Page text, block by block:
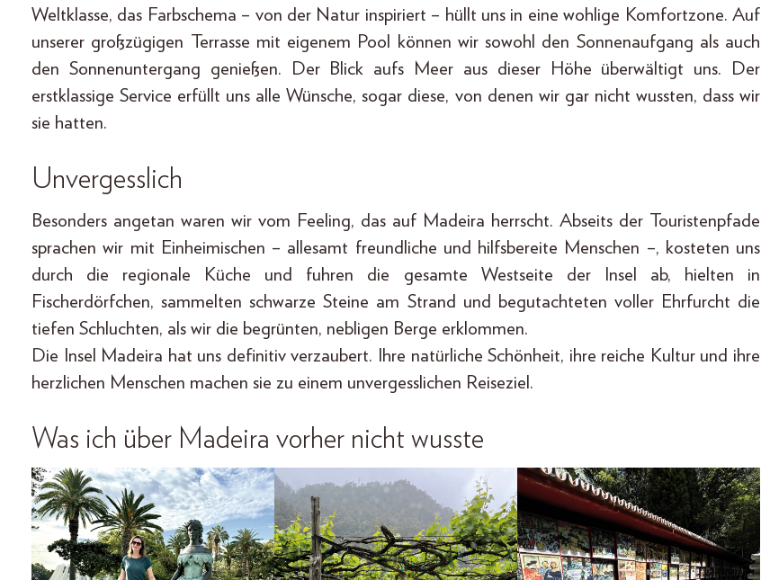
Weltklasse, das Farbschema – von der Natur inspiriert – hüllt uns in eine wohlige Komfortzone. Auf
unserer großzügigen Terrasse mit eigenem Pool können wir sowohl den Sonnenaufgang als auch
den Sonnenuntergang genießen. Der Blick aufs Meer aus dieser Höhe überwältigt uns. Der
erstklassige Service erfüllt uns alle Wünsche, sogar diese, von denen wir gar nicht wussten, dass wir
sie hatten.
Unvergesslich
Besonders angetan waren wir vom Feeling, das auf Madeira herrscht. Abseits der Touristenpfade
sprachen wir mit Einheimischen – allesamt freundliche und hilfsbereite Menschen –, kosteten uns
durch die regionale Küche und fuhren die gesamte Westseite der Insel ab, hielten in
Fischerdörfchen, sammelten schwarze Steine am Strand und begutachteten voller Ehrfurcht die
tiefen Schluchten, als wir die begrünten, nebligen Berge erklommen.
Die Insel Madeira hat uns definitiv verzaubert. Ihre natürliche Schönheit, ihre reiche Kultur und ihre
herzlichen Menschen machen sie zu einem unvergesslichen Reiseziel.
Was ich über Madeira vorher nicht wusste